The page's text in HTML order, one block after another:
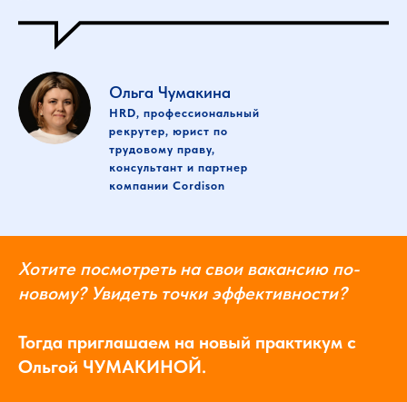
Ольга Чумакина
HRD, профессиональный
рекрутер, юрист по
трудовому праву,
консультант и партнер
компании Cordison
Хотите посмотреть на свои вакансию по-
новому? Увидеть точки эффективности?
Тогда приглашаем на новый практикум с
Ольгой ЧУМАКИНОЙ.